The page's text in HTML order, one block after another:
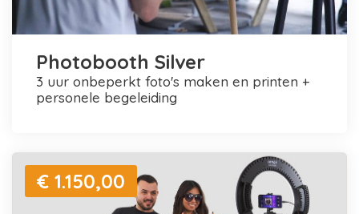
Photobooth Silver
3 uur onbeperkt foto's maken en printen +
personele begeleiding
€ 1.150,00